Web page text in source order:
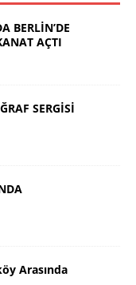
BERLİN’DE
AÇTI
SERGİSİ
Arasında